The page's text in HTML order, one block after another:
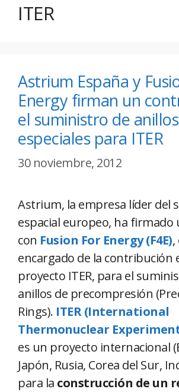
ITER
Astrium España y
Energy firman un
el suministro de anillos
especiales para ITER
30 noviembre, 2012
Astrium, la empresa líder del
espacial europeo, ha
con Fusion For Energy (F4E)
encargado de la contribución
proyecto ITER, para el
anillos de precompresión
Rings). ITER (International
Thermonuclear
es un proyecto internacional
Japón, Rusia, Corea del Sur,
para la construcción de un